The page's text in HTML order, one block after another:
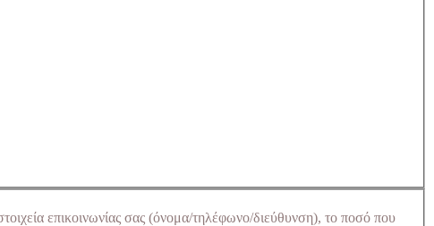
επικοινωνίας σας (όνομα/τηλέφωνο/διεύθυνση), το ποσό που